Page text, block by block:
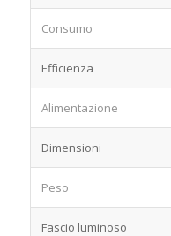
Consumo
Efficienza
Alimentazione
Dimensioni
Peso
Fascio luminoso